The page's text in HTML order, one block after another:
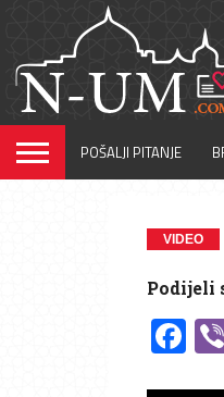
POŠALJI PITANJE
VIDEO
Podijeli